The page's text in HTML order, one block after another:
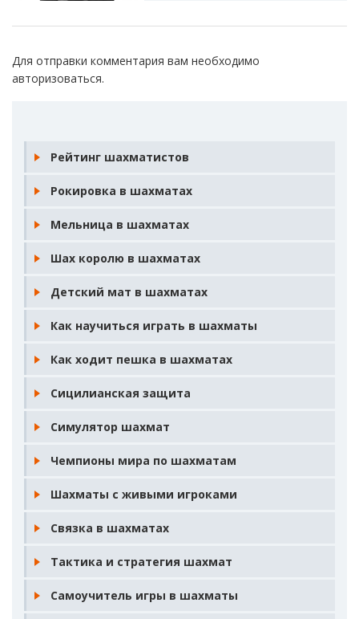
Для отправки комментария вам необходимо
авторизоваться.
Рейтинг шахматистов
Рокировка в шахматах
Мельница в шахматах
Шах королю в шахматах
Детский мат в шахматах
Как научиться играть в шахматы
Как ходит пешка в шахматах
Сицилианская защита
Симулятор шахмат
Чемпионы мира по шахматам
Шахматы с живыми игроками
Связка в шахматах
Тактика и стратегия шахмат
Самоучитель игры в шахматы